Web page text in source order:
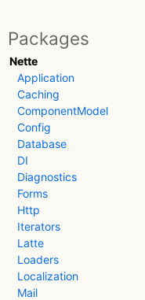
Packages
Nette
Application
Caching
ComponentModel
Config
Database
DI
Diagnostics
Forms
Http
Iterators
Latte
Loaders
Localization
Mail